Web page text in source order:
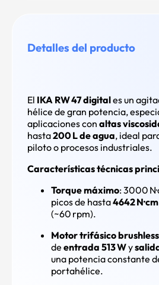
Detalles del producto
El IKA RW 47 digitales un
hélice de gran potencia,
aplicaciones con altas
hasta200 L de agua, ideal
piloto o procesos industriales.
Características técnicas
Torque máximo: 3000
picos de hasta4642 N·cm
(~60 rpm).
Motor trifásico
de entrada 513 Wy
una potencia constante
portahélice.